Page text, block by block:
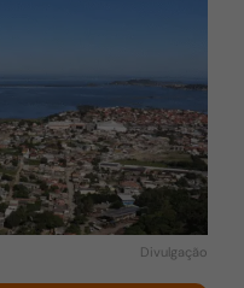
Divulgação